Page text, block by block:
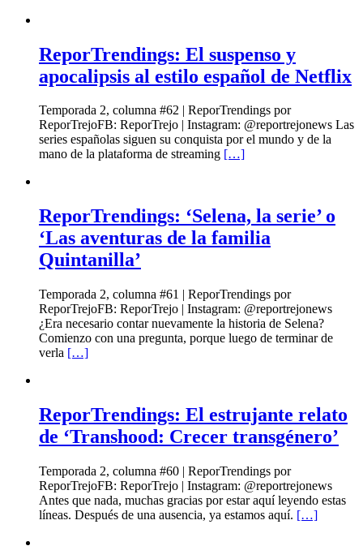
ReporTrendings: El suspenso y
apocalipsis al estilo español de Netflix
Temporada 2, columna #62 | ReporTrendings por
ReporTrejoFB: ReporTrejo | Instagram: @reportrejonews Las
series españolas siguen su conquista por el mundo y de la
mano de la plataforma de streaming […]
ReporTrendings: ‘Selena, la serie’ o
‘Las aventuras de la familia
Quintanilla’
Temporada 2, columna #61 | ReporTrendings por
ReporTrejoFB: ReporTrejo | Instagram: @reportrejonews
¿Era necesario contar nuevamente la historia de Selena?
Comienzo con una pregunta, porque luego de terminar de
verla […]
ReporTrendings: El estrujante relato
de ‘Transhood: Crecer transgénero’
Temporada 2, columna #60 | ReporTrendings por
ReporTrejoFB: ReporTrejo | Instagram: @reportrejonews
Antes que nada, muchas gracias por estar aquí leyendo estas
líneas. Después de una ausencia, ya estamos aquí. […]